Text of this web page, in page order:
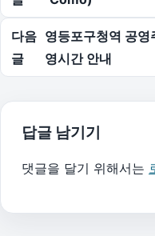
다음
글
영등포구청역 공
영시간 안내
답글 남기기
댓글을 달기 위해서는